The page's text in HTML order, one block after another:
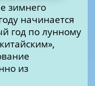
зимнего
начинается
год по лунному
из